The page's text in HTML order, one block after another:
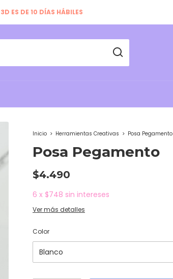
ES DE 10 DÍAS HÁBILES
Inicio > Herramientas Creativas > Posa Pegamento
Posa Pegamento
$4.490
6 x $748 sin intereses
Ver más detalles
Color